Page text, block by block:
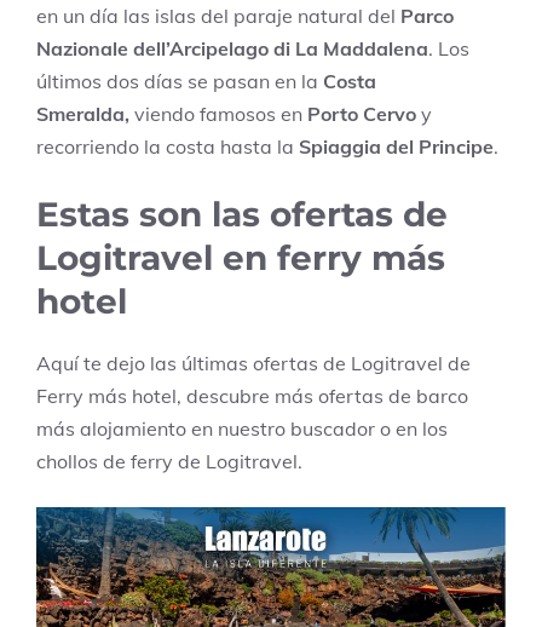
en un día las islas del paraje natural del Parco
Nazionale dell’Arcipelago di La Maddalena. Los
últimos dos días se pasan en la Costa
Smeralda, viendo famosos en Porto Cervo y
recorriendo la costa hasta la Spiaggia del Principe.
Estas son las ofertas de
Logitravel en ferry más
hotel
Aquí te dejo las últimas ofertas de Logitravel de
Ferry más hotel, descubre más ofertas de barco
más alojamiento en nuestro buscador o en los
chollos de ferry de Logitravel.